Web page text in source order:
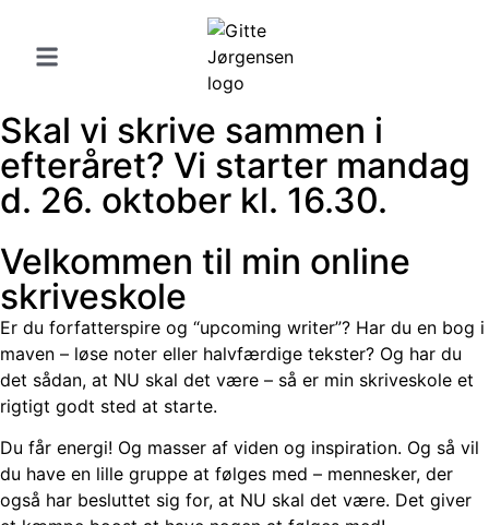
Skal vi skrive sammen i
efteråret? Vi starter mandag
d. 26. oktober kl. 16.30.
Velkommen til min online
skriveskole
Er du forfatterspire og “upcoming writer”? Har du en bog i
maven – løse noter eller halvfærdige tekster? Og har du
det sådan, at NU skal det være – så er min skriveskole et
rigtigt godt sted at starte.
Du får energi! Og masser af viden og inspiration. Og så vil
du have en lille gruppe at følges med – mennesker, der
også har besluttet sig for, at NU skal det være. Det giver